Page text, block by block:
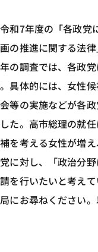
和7年度の「各政
の推進に関する法
の調査では、各政
具体的には、女性
等の実施などが各
た。高市総理の就
を考える女性が増
に対し、「政治分
を行いたいと考え
にお尋ねください。